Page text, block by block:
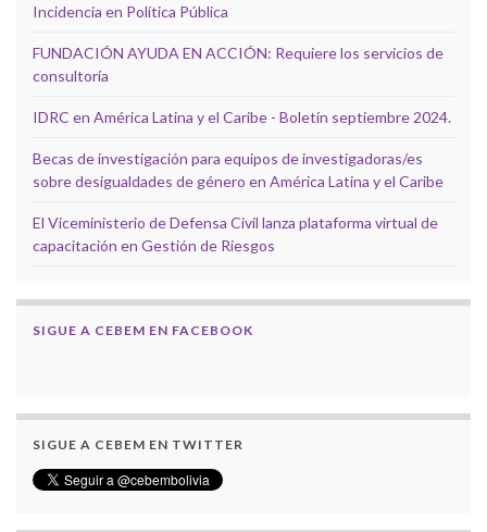
Incidencia en Política Pública
FUNDACIÓN AYUDA EN ACCIÓN: Requiere los servicios de
consultoría
IDRC en América Latina y el Caribe - Boletín septiembre 2024.
Becas de investigación para equipos de investigadoras/es
sobre desigualdades de género en América Latina y el Caribe
El Viceministerio de Defensa Civil lanza plataforma virtual de
capacitación en Gestión de Riesgos
SIGUE A CEBEM EN FACEBOOK
SIGUE A CEBEM EN TWITTER